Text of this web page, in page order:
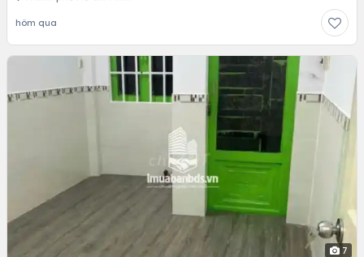
hôm qua
7